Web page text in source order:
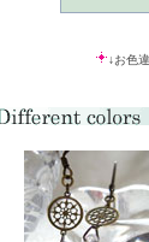
↓お色